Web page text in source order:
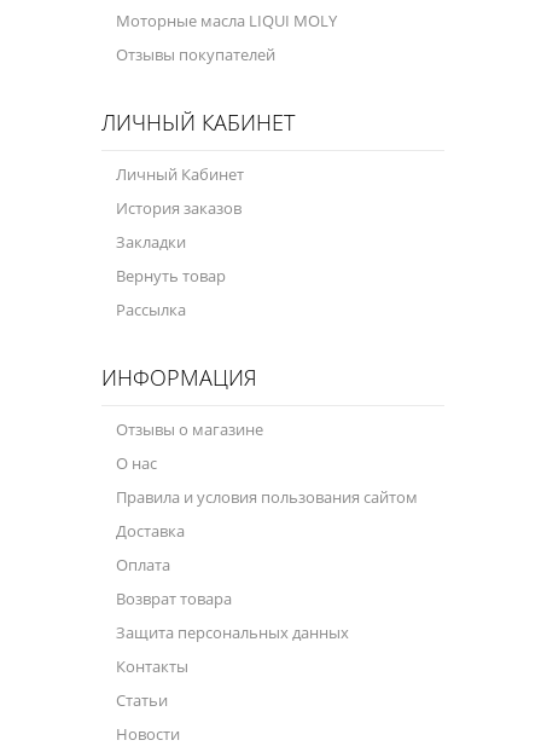
Профи-серия
Уход за кондиционером
Велосипедная программа
Масла для лодочных моторов
Садовая программа
Промышленная программа
Зимняя программа
Моторные масла LIQUI MOLY
Отзывы покупателей
ЛИЧНЫЙ КАБИНЕТ
Личный Кабинет
История заказов
Закладки
Вернуть товар
Рассылка
ИНФОРМАЦИЯ
Отзывы о магазине
О нас
Правила и условия пользования сайтом
Доставка
Оплата
Возврат товара
Защита персональных данных
Контакты
Статьи
Новости